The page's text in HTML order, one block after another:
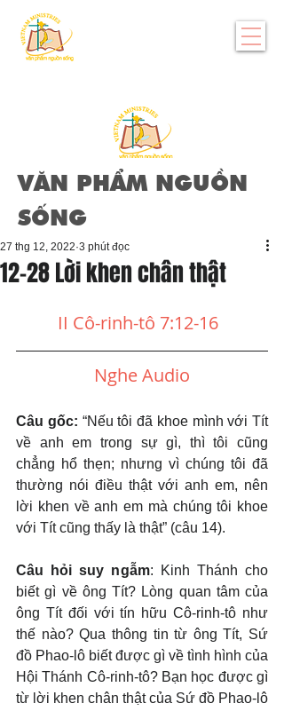
VĂN PHẨM NGUỒN
SỐNG
12-28 Lời khen chân thật
27 thg 12, 2022 3 phút đọc
II Cô-rinh-tô 7:12-16
Nghe Audio
Câu gốc: “Nếu tôi đã khoe mình với Tít
về anh em trong sự gì, thì tôi cũng
chẳng hổ thẹn; nhưng vì chúng tôi đã
thường nói điều thật với anh em, nên
lời khen về anh em mà chúng tôi khoe
với Tít cũng thấy là thật” (câu 14).
Câu hỏi suy ngẫm: Kinh Thánh cho
biết gì về ông Tít? Lòng quan tâm của
ông Tít đối với tín hữu Cô-rinh-tô như
thế nào? Qua thông tin từ ông Tít, Sứ
đồ Phao-lô biết được gì về tình hình của
Hội Thánh Cô-rinh-tô? Bạn học được gì
từ lời khen chân thật của Sứ đồ Phao-lô